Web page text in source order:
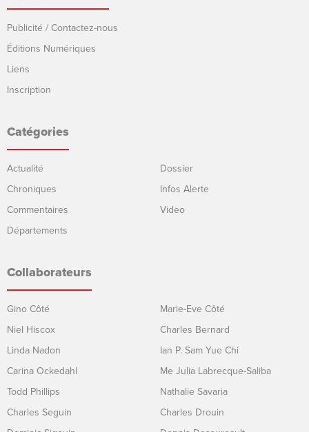
Publicité / Contactez-nous
Éditions Numériques
Liens
Inscription
Catégories
Actualité
Chroniques
Commentaires
Départements
Dossier
Infos Alerte
Video
Collaborateurs
Gino Côté
Niel Hiscox
Linda Nadon
Carina Ockedahl
Todd Phillips
Charles Seguin
Marie-Eve Côté
Charles Bernard
Ian P. Sam Yue Chi
Me Julia Labrecque-Saliba
Nathalie Savaria
Charles Drouin